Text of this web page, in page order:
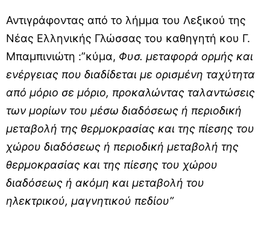
Αντιγράφοντας από το λήμμα του Λεξικού της
Νέας Ελληνικής Γλώσσας του καθηγητή κου Γ.
Μπαμπινιώτη :”κύμα, Φυσ. μεταφορά ορμής και
ενέργειας που διαδίδεται με ορισμένη ταχύτητα
από μόριο σε μόριο, προκαλώντας ταλαντώσεις
των μορίων του μέσω διαδόσεως ή περιοδική
μεταβολή της θερμοκρασίας και της πίεσης του
χώρου διαδόσεως ή περιοδική μεταβολή της
θερμοκρασίας και της πίεσης του χώρου
διαδόσεως ή ακόμη και μεταβολή του
ηλεκτρικού, μαγνητικού πεδίου”